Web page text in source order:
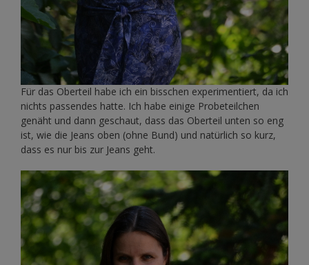
Für das Oberteil habe ich ein bisschen experimentiert, da ich
nichts passendes hatte. Ich habe einige Probeteilchen
genäht und dann geschaut, dass das Oberteil unten so eng
ist, wie die Jeans oben (ohne Bund) und natürlich so kurz,
dass es nur bis zur Jeans geht.